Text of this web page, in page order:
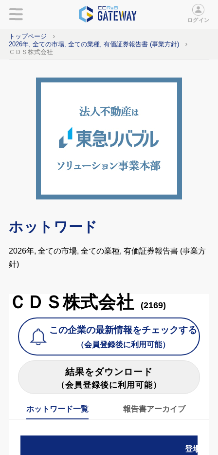
ログイン
トップページ
2026年, 全ての市場, 全ての業種, 有価証券報告書 (事業方針)
ＣＤＳ株式会社
ホットワード
2026年, 全ての市場, 全ての業種, 有価証券報告書 (事業方
針)
ＣＤＳ株式会社 (2169)
この企業の最新情報をチェックする
（会員登録後に利用可能）
結果をダウンロード
（会員登録後に利用可能）
ホットワード一覧 報告書アーカイブ
登場数